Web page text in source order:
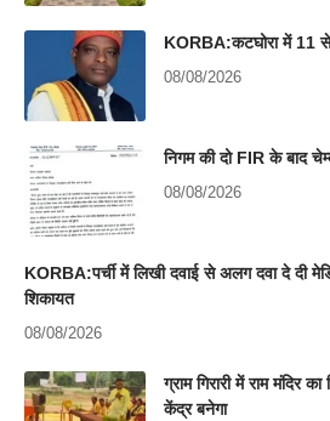
KORBA:कटघोरा में 11
08/08/2026
निगम की दो FIR के बाद
08/08/2026
KORBA:पर्ची में लिखी दवाई से अलग दवा दे दी
शिकायत
08/08/2026
ग्राम गिरारी में राम मंदिर
केंद्र बनेगा